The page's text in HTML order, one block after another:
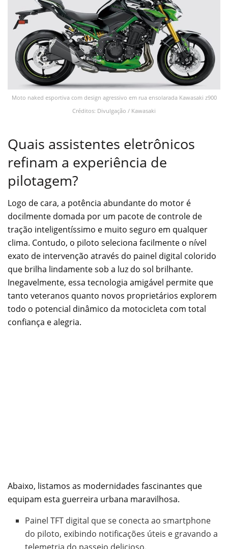
Moto naked esportiva com design agressivo em rua ensolarada Kawasaki z900
Créditos: Divulgação / Kawasaki
Quais assistentes eletrônicos
refinam a experiência de
pilotagem?
Logo de cara, a potência abundante do motor é
docilmente domada por um pacote de controle de
tração inteligentíssimo e muito seguro em qualquer
clima. Contudo, o piloto seleciona facilmente o nível
exato de intervenção através do painel digital colorido
que brilha lindamente sob a luz do sol brilhante.
Inegavelmente, essa tecnologia amigável permite que
tanto veteranos quanto novos proprietários explorem
todo o potencial dinâmico da motocicleta com total
confiança e alegria.
Abaixo, listamos as modernidades fascinantes que
equipam esta guerreira urbana maravilhosa.
Painel TFT digital que se conecta ao smartphone
do piloto, exibindo notificações úteis e gravando a